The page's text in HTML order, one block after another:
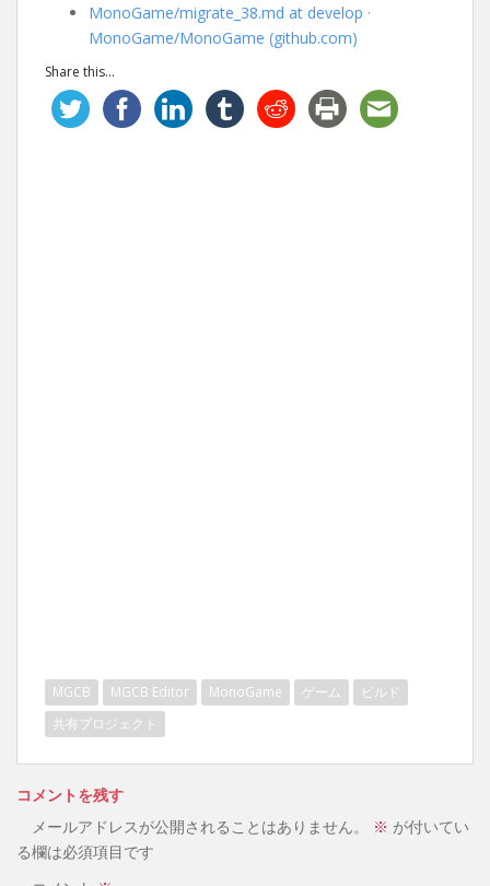
MonoGame/migrate_38.md at develop ·
MonoGame/MonoGame (github.com)
Share this...
MGCB MGCB Editor MonoGame ゲーム
ビルド
共有プロジェクト
コメントを残す
メールアドレスが公開されることはありません。
※ が付いてい
る欄は必須項目です